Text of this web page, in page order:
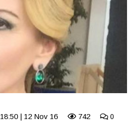
18:50 | 12 Nov 16 742 0